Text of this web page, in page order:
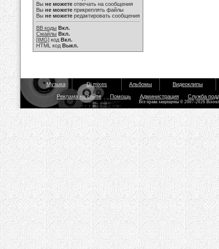
Вы не можете отвечать на сообщения
Вы не можете прикреплять файлы
Вы не можете редактировать сообщения
BB коды Вкл.
Смайлы Вкл.
[IMG] код Вкл.
HTML код Выкл.
Музыка Dj mixes Альбомы Видеоклипы
Реклама на сайте Помощь Администрация Служба
Все права защищены © 2007-2026